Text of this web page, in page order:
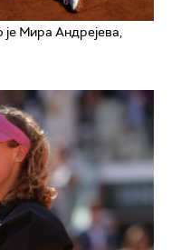
је Мира Андрејева,